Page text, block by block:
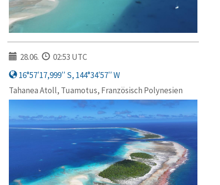
28.06.
02:53 UTC
16°57′17,999′′ S, 144°34′57′′ W
Tahanea Atoll, Tuamotus, Französisch Polynesien